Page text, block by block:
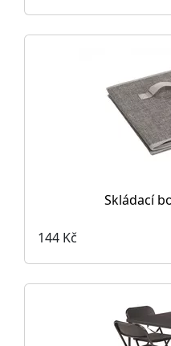
Skládací
144 Kč